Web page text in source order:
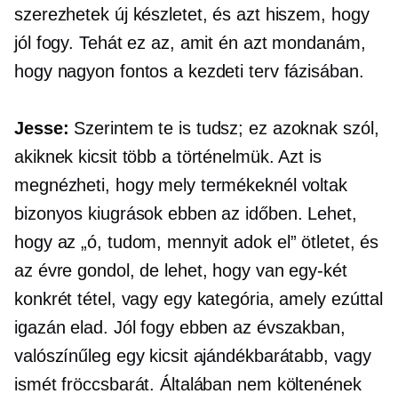
szerezhetek új készletet, és azt hiszem, hogy
jól fogy. Tehát ez az, amit én azt mondanám,
hogy nagyon fontos a kezdeti terv fázisában.
Jesse: Szerintem te is tudsz; ez azoknak szól,
akiknek kicsit több a történelmük. Azt is
megnézheti, hogy mely termékeknél voltak
bizonyos kiugrások ebben az időben. Lehet,
hogy az „ó, tudom, mennyit adok el” ötletet, és
az évre gondol, de lehet, hogy van egy-két
konkrét tétel, vagy egy kategória, amely ezúttal
igazán elad. Jól fogy ebben az évszakban,
valószínűleg egy kicsit ajándékbarátabb, vagy
ismét fröccsbarát. Általában nem költenének